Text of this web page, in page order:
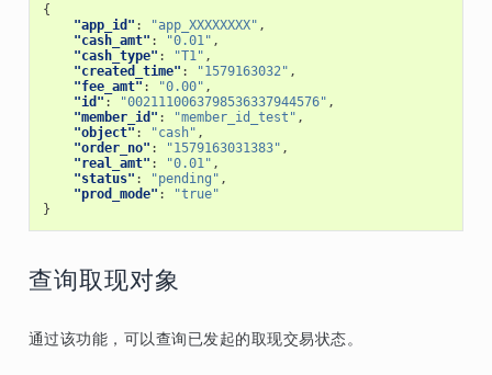
{
"app_id" : "app_XXXXXXXX" ,
"cash_amt" : "0.01" ,
"cash_type" : "T1" ,
"created_time" : "1579163032" ,
"fee_amt" : "0.00" ,
"id" : "0021110063798536337944576" ,
"member_id" : "member_id_test" ,
"object" : "cash" ,
"order_no" : "1579163031383" ,
"real_amt" : "0.01" ,
"status" : "pending" ,
"prod_mode" :
"true"
}
查询取现对象
通过该功能，可以查询已发起的取现交易状态。